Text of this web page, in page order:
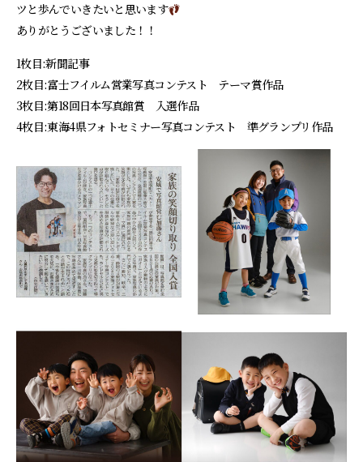
ツと歩んでいきたいと思います
ありがとうございました！！
1枚目:新聞記事
2枚目:富士フイルム営業写真コンテスト テーマ賞作品
3枚目:第18回日本写真館賞 入選作品
4枚目:東海4県フォトセミナー写真コンテスト 準グランプリ作品